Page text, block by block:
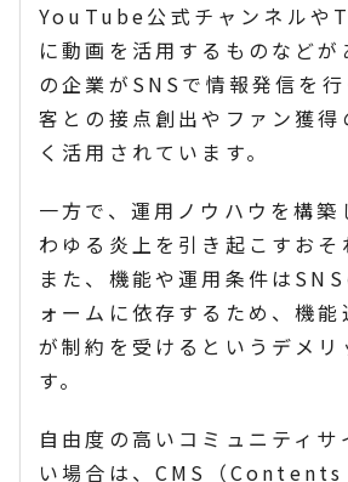
YouTube公式チャンネルや
に動画を活用するものなどが
の企業がSNSで情報発信を
客との接点創出やファン獲得
く活用されています。
一方で、運用ノウハウを構築
わゆる炎上を引き起こすおそ
また、機能や運用条件は
ォームに依存するため、機
が制約を受けるというデメリ
す。
自由度の高いコミュニティサ
い場合は、CMS（Contents